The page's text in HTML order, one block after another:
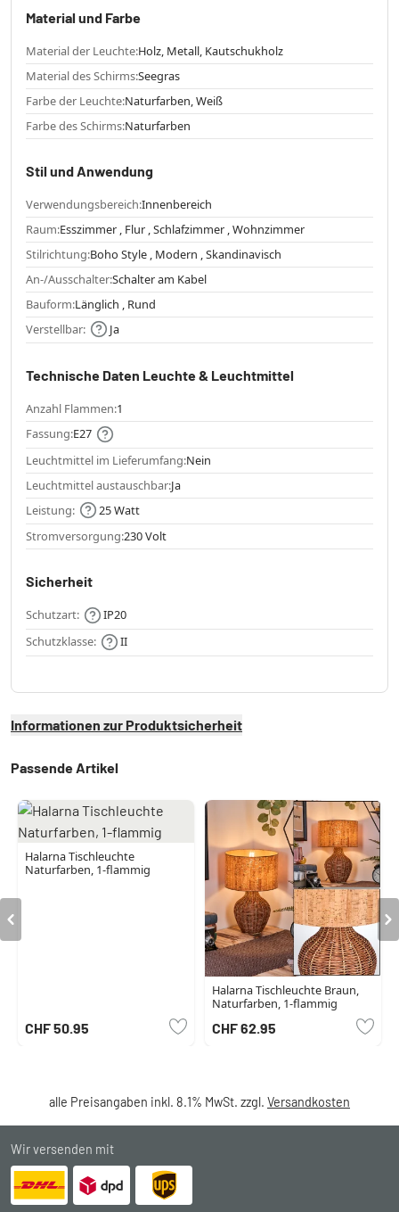
Material und Farbe
Material der Leuchte:Holz, Metall, Kautschukholz
Material des Schirms:Seegras
Farbe der Leuchte:Naturfarben, Weiß
Farbe des Schirms:Naturfarben
Stil und Anwendung
Verwendungsbereich:Innenbereich
Raum:Esszimmer , Flur , Schlafzimmer , Wohnzimmer
Stilrichtung:Boho Style , Modern , Skandinavisch
An-/Ausschalter:Schalter am Kabel
Bauform:Länglich , Rund
Verstellbar:
Ja
Technische Daten Leuchte & Leuchtmittel
Anzahl Flammen:1
Fassung:E27
Leuchtmittel im Lieferumfang:Nein
Leuchtmittel austauschbar:Ja
Leistung:
25 Watt
Stromversorgung:230 Volt
Sicherheit
Schutzart:
IP20
Schutzklasse:
II
Informationen zur Produktsicherheit
Passende Artikel
Halarna Tischleuchte
Naturfarben, 1-flammig
CHF 50.95
Halarna Tischleuchte Braun,
Naturfarben, 1-flammig
CHF 62.95
alle Preisangaben inkl. 8.1% MwSt. zzgl. Versandkosten
Wir versenden mit